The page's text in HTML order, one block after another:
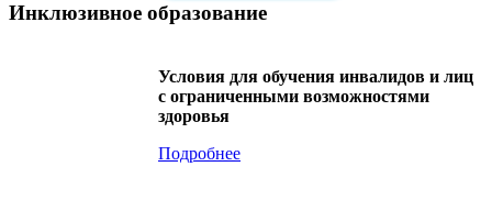
Инклюзивное образование
Условия для обучения инвалидов и лиц
с ограниченными возможностями
здоровья
Подробнее